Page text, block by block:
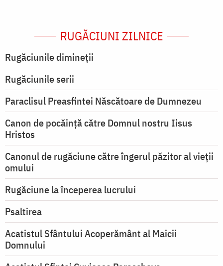
RUGĂCIUNI ZILNICE
Rugăciunile dimineții
Rugăciunile serii
Paraclisul Preasfintei Născătoare de Dumnezeu
Canon de pocăință către Domnul nostru Iisus
Hristos
Canonul de rugăciune către îngerul păzitor al vieții
omului
Rugăciune la începerea lucrului
Psaltirea
Acatistul Sfântului Acoperământ al Maicii
Domnului